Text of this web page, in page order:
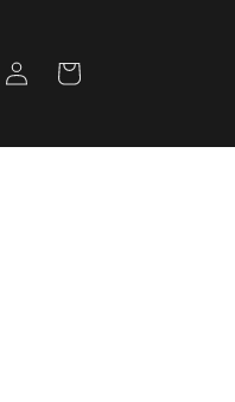
Fazer
login
Carrinho